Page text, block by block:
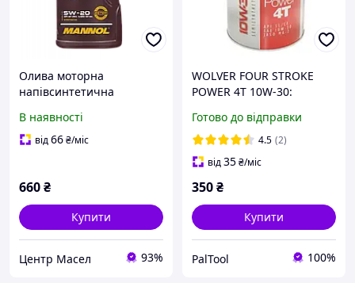
Олива моторна
напівсинтетична
Ultra JP / 7906 1л (20 шт в
уп)
В наявності
від66₴/міс
660₴
Купити
Центр Масел 93%
WOLVER FOUR STROKE
POWER 4T 10W-30:
Моторна Олива 1л для 4-
тактних Мотоциклів,
Скутерів, Квадроциклів
Готово до відправки
4.5 (2)
від35₴/міс
350₴
Купити
PalTool 100%